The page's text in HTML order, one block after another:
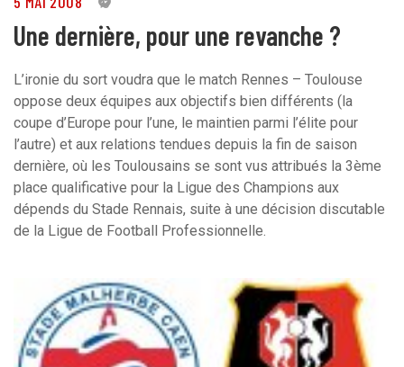
Une dernière, pour une revanche ?
L’ironie du sort voudra que le match Rennes – Toulouse
oppose deux équipes aux objectifs bien différents (la
coupe d’Europe pour l’une, le maintien parmi l’élite pour
l’autre) et aux relations tendues depuis la fin de saison
dernière, où les Toulousains se sont vus attribués la 3ème
place qualificative pour la Ligue des Champions aux
dépends du Stade Rennais, suite à une décision discutable
de la Ligue de Football Professionnelle.